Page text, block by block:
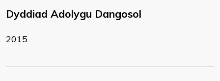
Dyddiad Adolygu Dangosol
2015